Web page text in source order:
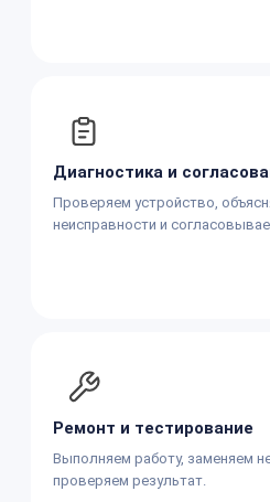
Диагностика и
Проверяем устройство,
неисправности и
Ремонт и тестирование
Выполняем работу, заменяем
проверяем результат.